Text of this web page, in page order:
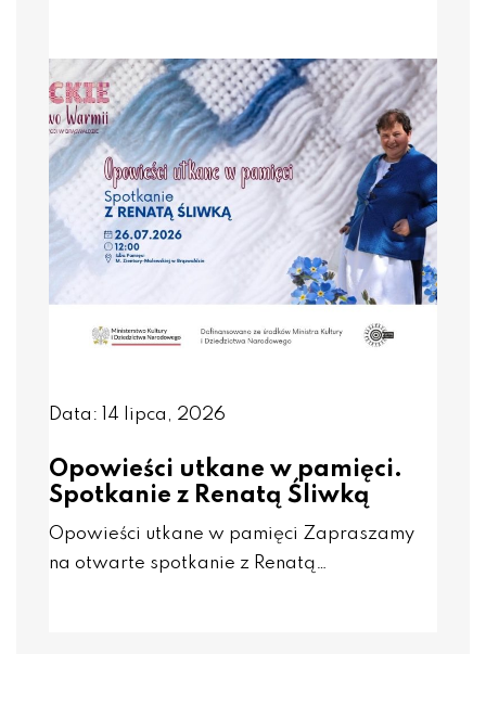
Data: 14 lipca, 2026
Opowieści utkane w pamięci.
Spotkanie z Renatą Śliwką
Opowieści utkane w pamięci Zapraszamy
na otwarte spotkanie z Renatą…